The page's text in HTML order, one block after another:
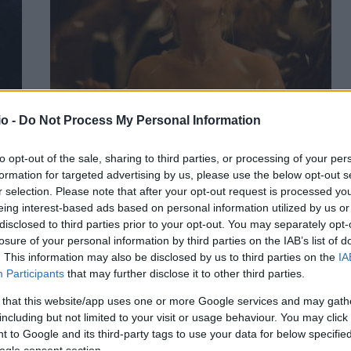
- Do Not Process My Personal Information
opt-out of the sale, sharing to third parties, or processing of your
for targeted advertising by us, please use the below opt-out
selection. Please note that after your opt-out request is processed
interest-based ads based on personal information utilized by us
to third parties prior to your opt-out. You may separately
of your personal information by third parties on the IAB’s list of
This information may also be disclosed by us to third parties on the
Participants that may further disclose it to other third parties.
that this website/app uses one or more Google services and may
but not limited to your visit or usage behaviour. You may
to Google and its third-party tags to use your data for below
ευνοεί περισσότερο η Αφροδίτη στην
Παρθένο
ΣΤΈΛΛΑ ΛΊΤΑΙΝΑ 9 ΙΟΥΛΊΟΥ 2026
Η νέα αστρολογική διέλευση φέρνει επανασυνδέσεις,
ερωτικές εξελίξεις και γνωριμίες που μπορεί να αλλάξουν
τα δεδομένα για Ταύρους, Καρκίνους και…